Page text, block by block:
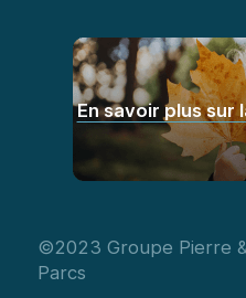
En savoir plus sur
©2023 Groupe Pierre
Parcs